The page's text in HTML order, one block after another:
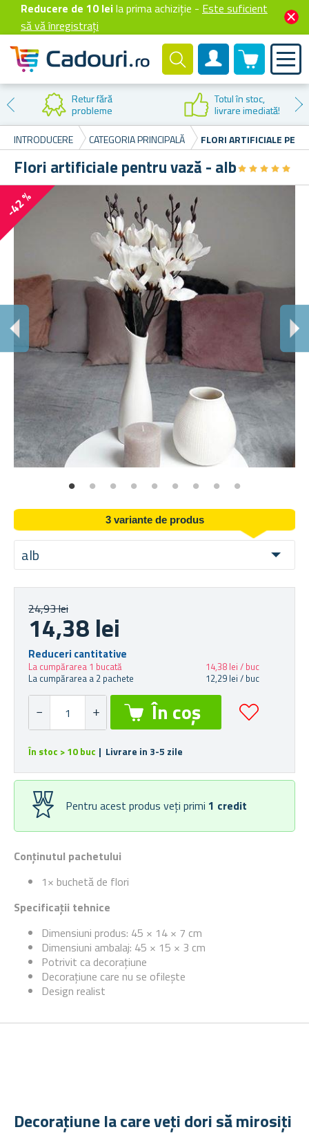
Reducere de 10 leila prima achiziție - Este suficient
să vă înregistrați
Cont client
0 produselor
în stoc,
imediată!
INTRODUCERE CATEGORIA PRINCIPALĂ FLORI ARTIFICIALE
Flori artificiale pentru vază - alb★★★★★
★★★★★
-42 %
3 variante de produs
alb
Conținutul pachetului
1× buchetă de flori
Specificații tehnice
Dimensiuni produs: 45 × 14 × 7 cm
Dimensiuni ambalaj: 45 × 15 × 3 cm
Potrivit ca decorațiune
Decorațiune care nu se ofilește
Design realist
24,93 lei
14,38 lei
Reduceri cantitative
La cumpărarea 1 bucată
14,38 lei / buc
La cumpărarea a 2 pachete
12,29 lei / buc
În stoc > 10 buc | Livrare in 3-5 zile
Pentru acest produs veți primi 1 credit
Decorațiune la care veți dori să mirosiți